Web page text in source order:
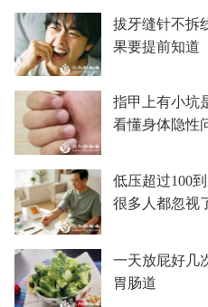
拔牙缝针不拆
果要提前知道
指甲上有小坑
看懂身体隐性
低压超过100
很多人都忽视
一天放屁好几
胃肠道